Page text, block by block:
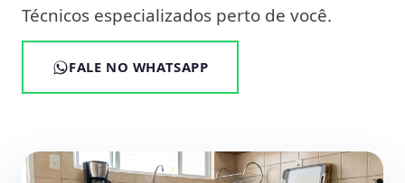
Técnicos especializados perto de você.
FALE NO WHATSAPP